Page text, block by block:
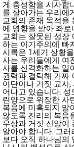
게 충성함을 시사합
를 살아가는 우리에
교회의 존재 목적을
에 영향을 받아 좌
교회는 잘못된 성장
하는 이기주의에 빠
시록은 1세기 상황
사는 우리들에게 여
사를 신격화하는 일
권력과 결탁해 가짜
이단이나 거짓 교사
어나고 있습니다.
린양으로 위장한 사
복음에 미혹되지 말
않도록 진리의 복음
우상과 거짓 신앙이
알아야 합니다. 그
보다 오직 하나님의